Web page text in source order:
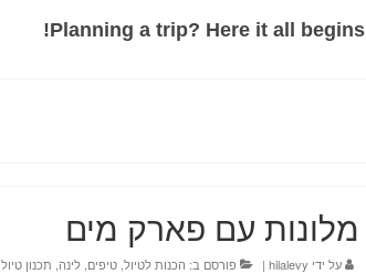
Planning a trip? Here it all begins!
מלונות עם פארק מים
על ידי hilalevy
| פורסם ב: הכנות לטיול, טיפים לינה תכנון טיול